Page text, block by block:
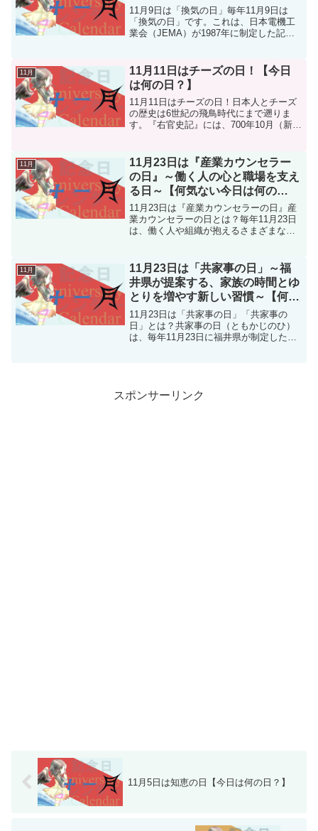
11月9日は「換気の日」毎年11月9日は
「換気の日」です。これは、日本電機工
業会（JEMA）が1987年に制定した記念
からです。この日を通して、私たちの住
まいで適切な...
11月
11月11日はチーズの日！【今日
は何の日？】
11月11日はチーズの日！日本人とチーズ
の歴史は6世紀の飛鳥時代にまで遡りま
す。『右官史記』には、700年10月（新暦
「蘇」が、現在の日本のチーズの元祖だ
ったのではないか...
11月
11月23日は『産業カウンセラー
の日』～働く人の心と職場を支え
る日～【何気ない今日は何の
日？】
11月23日は『産業カウンセラーの日』産
業カウンセラーの日とは？毎年11月23日
は、働く人や組織が抱えるさまざまな課
産業カウンセラーの日です。この記念日
は、全国の産業カ...
11月
11月23日は「共家事の日」～福
井県が提案する、家族の時間とゆ
とりを増やす新しい習慣～【何気
ない今日は何の日？】
11月23日は「共家事の日」「共家事の
日」とは？共家事の日（ともかじのひ）
は、毎年11月23日に福井県が制定した新
スポンサーリンク
11月5日は知恵の日【今日は何の日？】